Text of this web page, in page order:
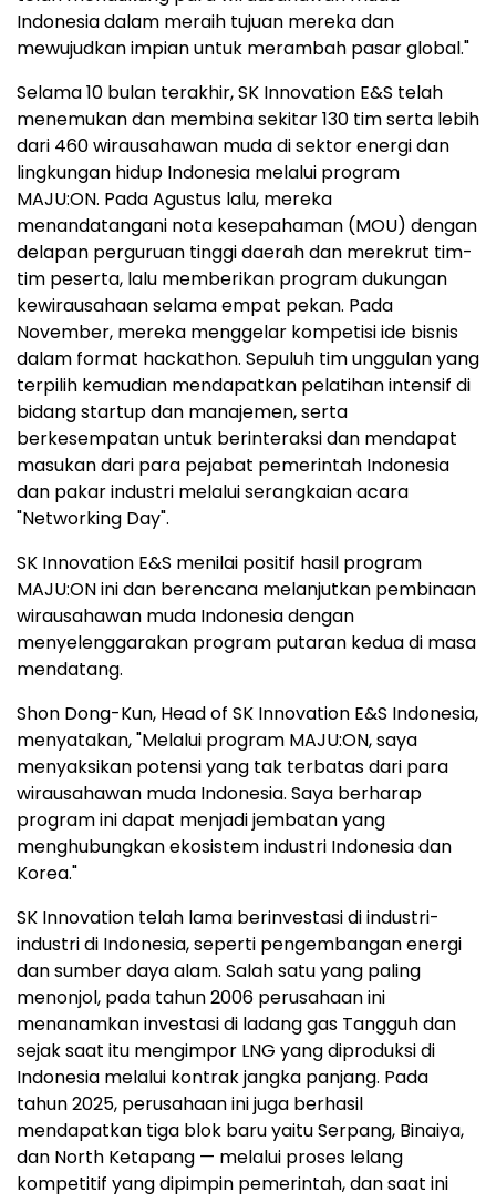
Indonesia dalam meraih tujuan mereka dan
mewujudkan impian untuk merambah pasar global."
Selama 10 bulan terakhir, SK Innovation E&S telah
menemukan dan membina sekitar 130 tim serta lebih
dari 460 wirausahawan muda di sektor energi dan
lingkungan hidup Indonesia melalui program
MAJU:ON. Pada Agustus lalu, mereka
menandatangani nota kesepahaman (MOU) dengan
delapan perguruan tinggi daerah dan merekrut tim-
tim peserta, lalu memberikan program dukungan
kewirausahaan selama empat pekan. Pada
November, mereka menggelar kompetisi ide bisnis
dalam format hackathon. Sepuluh tim unggulan yang
terpilih kemudian mendapatkan pelatihan intensif di
bidang startup dan manajemen, serta
berkesempatan untuk berinteraksi dan mendapat
masukan dari para pejabat pemerintah Indonesia
dan pakar industri melalui serangkaian acara
"Networking Day".
SK Innovation E&S menilai positif hasil program
MAJU:ON ini dan berencana melanjutkan pembinaan
wirausahawan muda Indonesia dengan
menyelenggarakan program putaran kedua di masa
mendatang.
Shon Dong-Kun, Head of SK Innovation E&S Indonesia,
menyatakan, "Melalui program MAJU:ON, saya
menyaksikan potensi yang tak terbatas dari para
wirausahawan muda Indonesia. Saya berharap
program ini dapat menjadi jembatan yang
menghubungkan ekosistem industri Indonesia dan
Korea."
SK Innovation telah lama berinvestasi di industri-
industri di Indonesia, seperti pengembangan energi
dan sumber daya alam. Salah satu yang paling
menonjol, pada tahun 2006 perusahaan ini
menanamkan investasi di ladang gas Tangguh dan
sejak saat itu mengimpor LNG yang diproduksi di
Indonesia melalui kontrak jangka panjang. Pada
tahun 2025, perusahaan ini juga berhasil
mendapatkan tiga blok baru yaitu Serpang, Binaiya,
dan North Ketapang — melalui proses lelang
kompetitif yang dipimpin pemerintah, dan saat ini